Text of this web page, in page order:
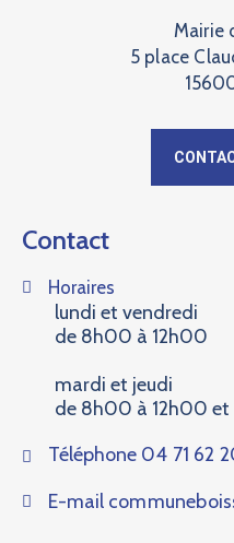
Mairie
5 place
Contact
Horaires
lundi et vendredi
de 8h00 à 12h00
mardi et jeudi
de 8h00 à 12h00 et
Téléphone 04 71 62
E-mail